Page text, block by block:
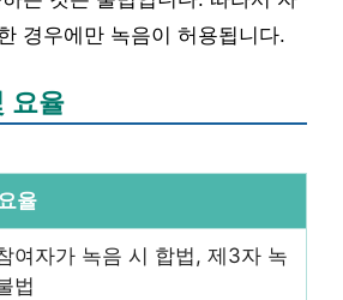
경우에만 녹음이 허용됩니다.
요율
율
여자가 녹음 시 합법, 제3자 녹
법